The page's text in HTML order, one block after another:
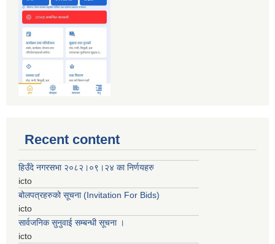
Recent content
हिउँदे नगरसभा २०८२।०९।२४ का निर्णयहरु
icto
बोलपत्रहरुको सूचना (Invitation For Bids)
icto
सार्वजनिक सुनुवाई सम्बन्धी सूचना ।
icto